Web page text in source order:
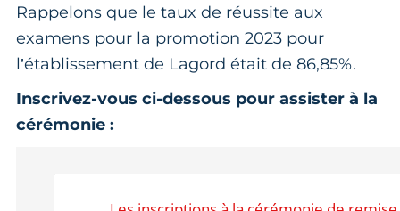
Rappelons que le taux de réussite aux
examens pour la promotion 2023 pour
l’établissement de Lagord était de 86,85%.
Inscrivez-vous ci-dessous pour assister à la
cérémonie :